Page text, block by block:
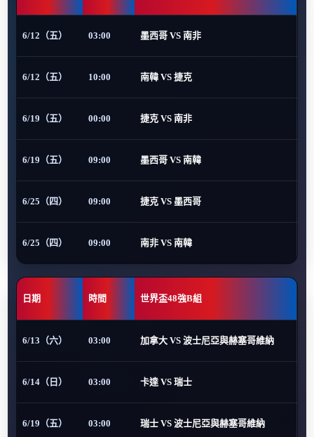
6/12（五） 03:00 墨西哥 VS 南非
6/12（五） 10:00 南韓 VS 捷克
6/19（五） 00:00 捷克 VS 南非
6/19（五） 09:00 墨西哥 VS 南韓
6/25（四） 09:00 捷克 VS 墨西哥
6/25（四） 09:00 南非 VS 南韓
日期 時間 世界盃48強B組
6/13（六） 03:00 加拿大 VS 波士尼亞與赫塞哥維納
6/14（日） 03:00 卡達 VS 瑞士
6/19（五） 03:00 瑞士 VS 波士尼亞與赫塞哥維納